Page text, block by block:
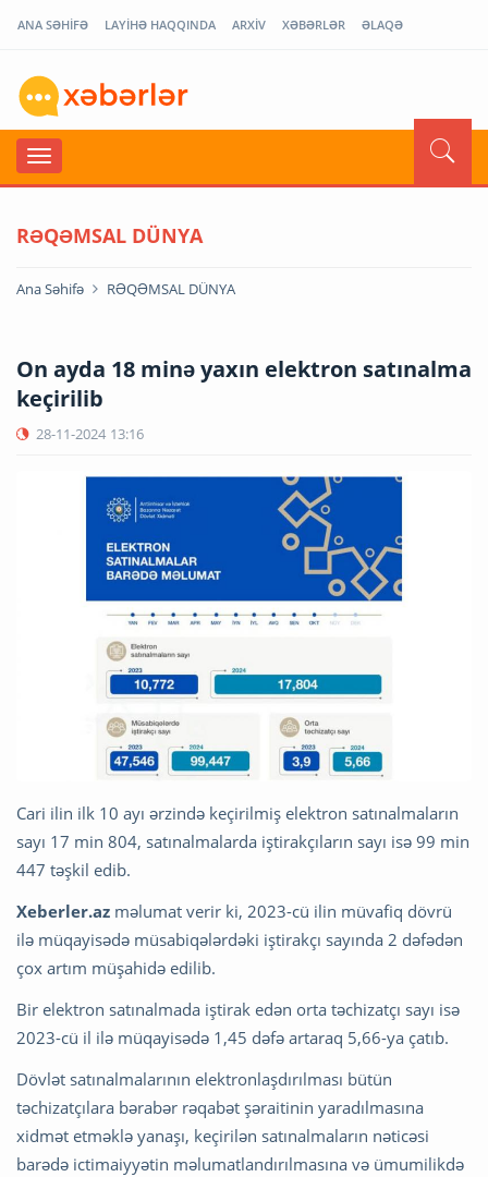
ANA SƏHİFƏ LAYİHƏ HAQQINDA ARXİV XƏBƏRLƏR ƏLAQƏ
RƏQƏMSAL DÜNYA
Ana Səhifə RƏQƏMSAL DÜNYA
On ayda 18 minə yaxın elektron satınalma
keçirilib
28-11-2024 13:16
Cari ilin ilk 10 ayı ərzində keçirilmiş elektron satınalmaların
sayı 17 min 804, satınalmalarda iştirakçıların sayı isə 99 min
447 təşkil edib.
Xeberler.az məlumat verir ki, 2023-cü ilin müvafiq dövrü
ilə müqayisədə müsabiqələrdəki iştirakçı sayında 2 dəfədən
çox artım müşahidə edilib.
Bir elektron satınalmada iştirak edən orta təchizatçı sayı isə
2023-cü il ilə müqayisədə 1,45 dəfə artaraq 5,66-ya çatıb.
Dövlət satınalmalarının elektronlaşdırılması bütün
təchizatçılara bərabər rəqabət şəraitinin yaradılmasına
xidmət etməklə yanaşı, keçirilən satınalmaların nəticəsi
barədə ictimaiyyətin məlumatlandırılmasına və ümumilikdə